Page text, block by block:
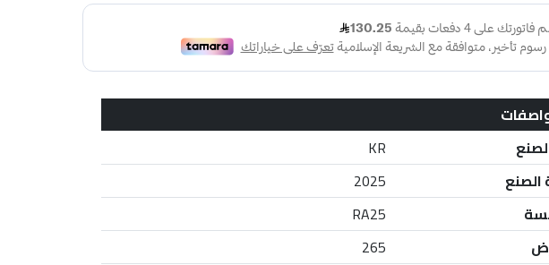
KR
2025
RA25
265